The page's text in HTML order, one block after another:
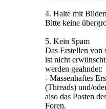
4. Halte mit
Bitte keine
5. Kein Spam
Das Erstellen von
ist nicht
werden geahndet:
- Massenhaftes
(Threads) und/
also das Posten
Foren.